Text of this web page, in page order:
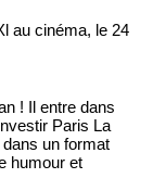
au cinéma, le 24
! Il entre dans
Paris La
dans un format
humour et